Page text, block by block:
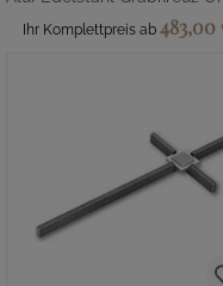
Ihr Komplettpreis ab 483,00